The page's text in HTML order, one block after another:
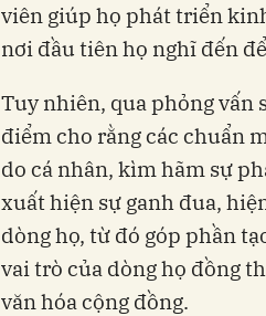
viên giúp họ phát triển
nơi đầu tiên họ nghĩ đến
Tuy nhiên, qua phỏng vấn
điểm cho rằng các chuẩn
do cá nhân, kìm hãm sự
xuất hiện sự ganh đua,
dòng họ, từ đó góp phần
vai trò của dòng họ đồng
văn hóa cộng đồng.